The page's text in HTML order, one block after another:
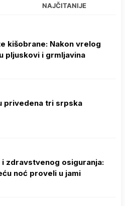
NAJČITANIJE
kišobrane: Nakon vrelog
pljuskovi i grmljavina
privedena tri srpska
i zdravstvenog osiguranja:
noć proveli u jami